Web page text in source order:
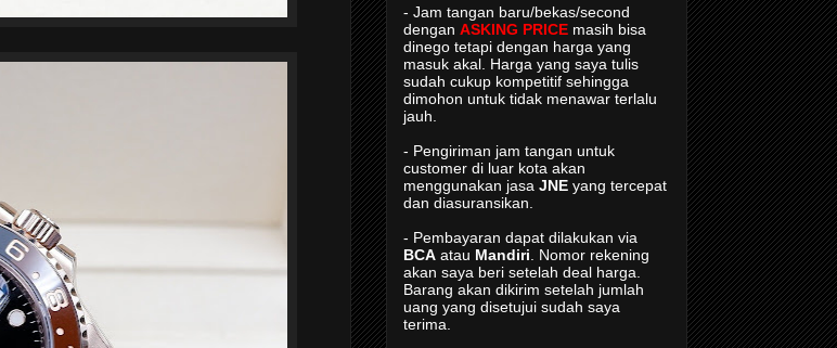
- Jam tangan baru/bekas/second
dengan ASKING PRICE masih bisa
dinego tetapi dengan harga yang
masuk akal. Harga yang saya tulis
sudah cukup kompetitif sehingga
dimohon untuk tidak menawar terlalu
jauh.
- Pengiriman jam tangan untuk
customer di luar kota akan
menggunakan jasa JNE yang tercepat
dan diasuransikan.
- Pembayaran dapat dilakukan via
BCA atau Mandiri . Nomor rekening
akan saya beri setelah deal harga.
Barang akan dikirim setelah jumlah
uang yang disetujui sudah saya
terima.